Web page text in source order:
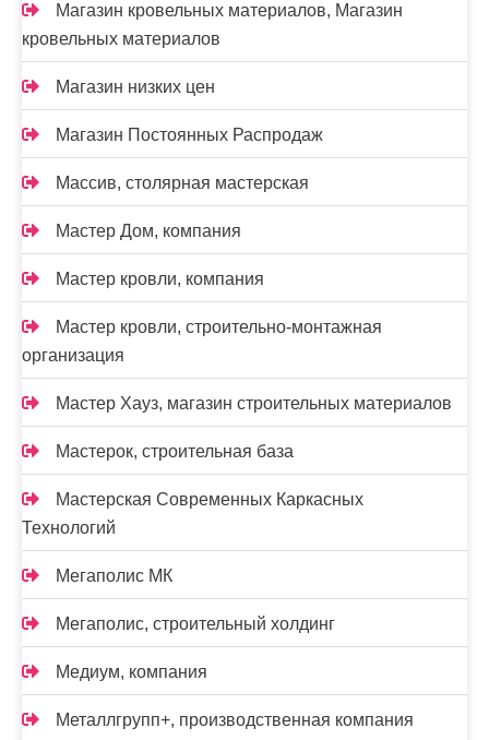
Магазин кровельных материалов, Магазин
кровельных материалов
Магазин низких цен
Магазин Постоянных Распродаж
Массив, столярная мастерская
Мастер Дом, компания
Мастер кровли, компания
Мастер кровли, строительно-монтажная
организация
Мастер Хауз, магазин строительных материалов
Мастерок, строительная база
Мастерская Современных Каркасных
Технологий
Мегаполис МК
Мегаполис, строительный холдинг
Медиум, компания
Металлгрупп+, производственная компания